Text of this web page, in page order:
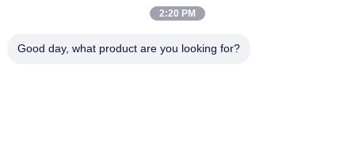
2:20 PM
Good day, what product are you looking for?